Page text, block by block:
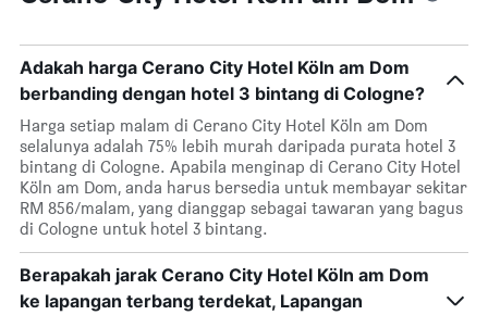
Adakah harga Cerano City Hotel Köln am Dom
berbanding dengan hotel 3 bintang di Cologne?
Harga setiap malam di Cerano City Hotel Köln am Dom
selalunya adalah 75% lebih murah daripada purata hotel 3
bintang di Cologne. Apabila menginap di Cerano City Hotel
Köln am Dom, anda harus bersedia untuk membayar sekitar
RM 856/malam, yang dianggap sebagai tawaran yang bagus
di Cologne untuk hotel 3 bintang.
Berapakah jarak Cerano City Hotel Köln am Dom
ke lapangan terbang terdekat, Lapangan